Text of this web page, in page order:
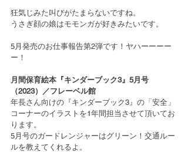
狂気じみた叫びがたまらないですね。
うさぎ顔の娘はモモンガが好きみたいです。
5月発売のお仕事報告第2弾です！ヤハーーーー
ー！
月間保育絵本『キンダーブック3』5月号
（2023）／フレーベル館
年長さん向けの『キンダーブック3』の「安全」
コーナーのイラストを1年間担当させて頂いてお
ります。
5月号のガードレンジャーはグリーン！交通ルー
ルを教えてくれるよ。